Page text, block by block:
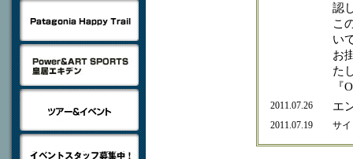
認
こ
い
お
た
『
2011.07.26 エ
2011.07.19 サ